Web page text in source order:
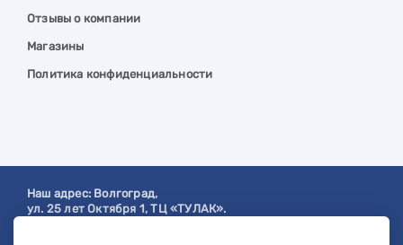
Отзывы о компании
Магазины
Политика конфиденциальности
Наш адрес: Волгоград,
ул. 25 лет Октября 1, ТЦ «ТУЛАК».